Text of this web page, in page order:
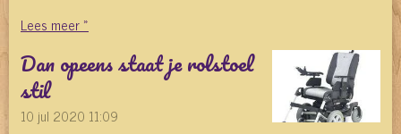
Lees meer »
Dan opeens staat je rolstoel
stil
10 jul 2020 11:09